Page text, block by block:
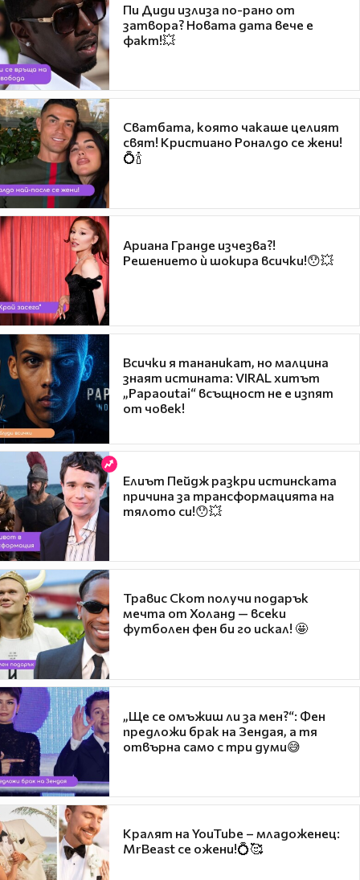
Пи Диди излиза по-рано от
затвора? Новата дата вече е
факт!💥
Сватбата, която чакаше целият
свят! Кристиано Роналдо се жени!
💍🍾
Ариана Гранде изчезва?!
Решението ѝ шокира всички!😯💥
Всички я тананикат, но малцина
знаят истината: VIRAL хитът
„Papaoutai“ всъщност не е изпят
от човек!
Елиът Пейдж разкри истинската
причина за трансформацията на
тялото си!😯💥
Травис Скот получи подарък
мечта от Холанд — всеки
футболен фен би го искал! 🤩
„Ще се омъжиш ли за мен?“: Фен
предложи брак на Зендая, а тя
отвърна само с три думи😅
Кралят на YouTube – младоженец:
MrBeast се ожени!💍🥰